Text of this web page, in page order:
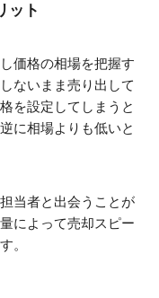
ット
価格の相場を把握す
ないまま売り出して
を設定してしまうと
に相場よりも低いと
当者と出会うことが
によって売却スピー
。